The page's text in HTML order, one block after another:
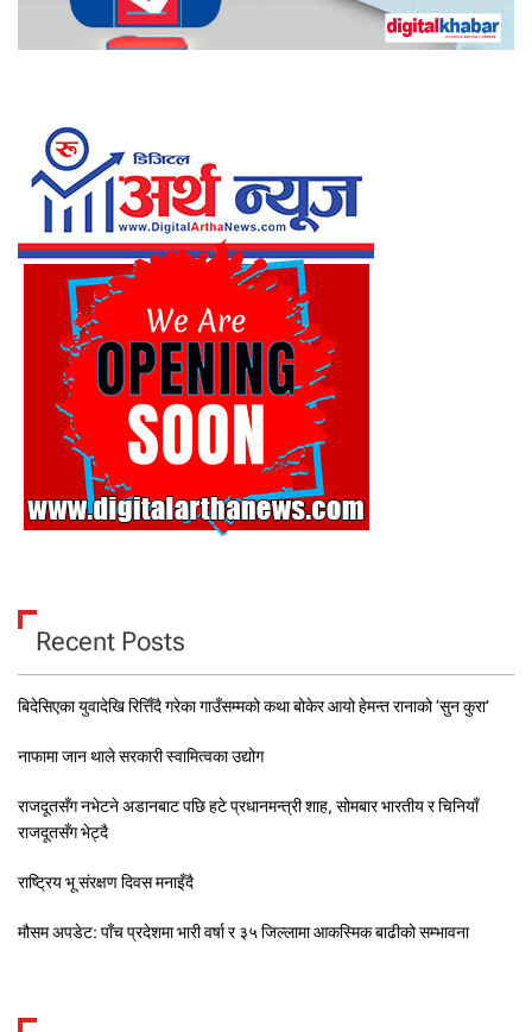
Recent Posts
बिदेसिएका युवादेखि रित्तिँदै गरेका गाउँसम्मको कथा बोकेर आयो हेमन्त रानाको ‘सुन कुरा’
नाफामा जान थाले सरकारी स्वामित्वका उद्योग
राजदूतसँग नभेटने अडानबाट पछि हटे प्रधानमन्त्री शाह, सोमबार भारतीय र चिनियाँ
राजदूतसँग भेट्दै
राष्ट्रिय भू संरक्षण दिवस मनाइँदै
मौसम अपडेट: पाँच प्रदेशमा भारी वर्षा र ३५ जिल्लामा आकस्मिक बाढीको सम्भावना